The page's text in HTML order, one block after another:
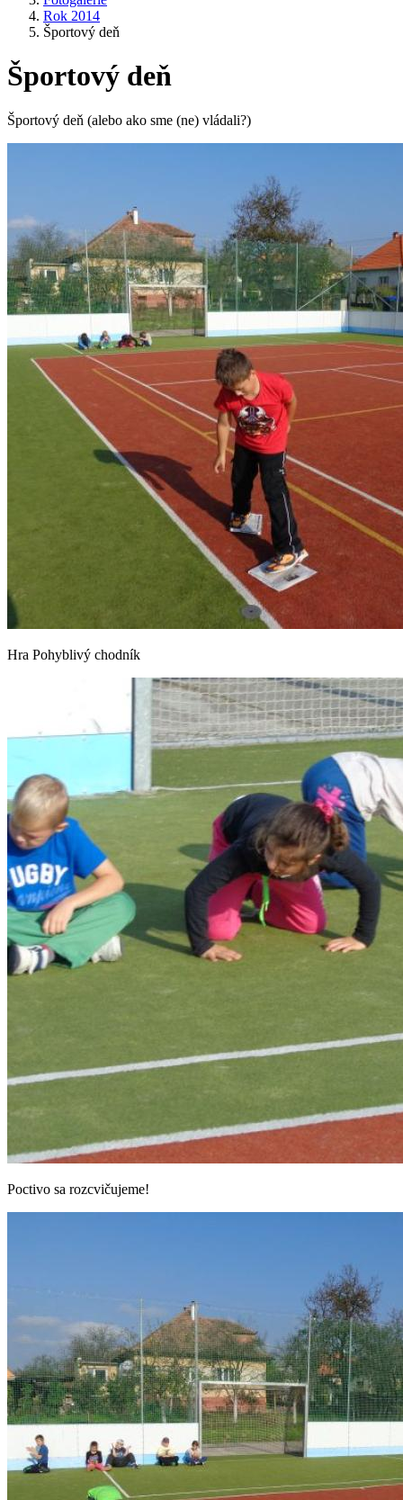
Rok 2014
Športový deň
Športový deň
Športový deň (alebo ako sme (ne) vládali?)
Hra Pohyblivý chodník
Poctivo sa rozcvičujeme!